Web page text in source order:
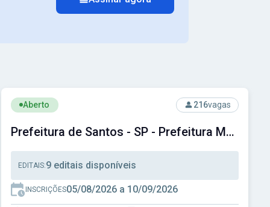
Ver concurso: Prefeitura de Santos - SP - Prefeitura
Aberto 216vagas
Prefeitura de Santos - SP - Prefeitura Municipal de Santos - SP
EDITAIS:9 editais disponíveis
INSCRIÇÕES05/08/2026 a 10/09/2026